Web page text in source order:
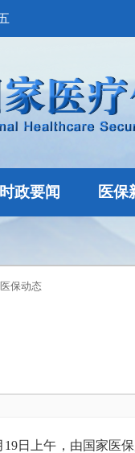
时政要闻 医保
医保动态
19日上午，由国家医